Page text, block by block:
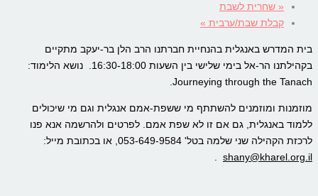
« שחרית לשבת
קבלת שבת/ערבית »
בית המדרש באנגלית בהנחיית חברתנו הרב הלן בר-יעקב מתקיים
בקהילתנו הר-אל בימי שלישי בין השעות 16:30-18:00. נושא הלימוד:
Journeying through the Tanach.
מוזמנות ומוזמנים להשתתף מי ששפת-אמם אנגלית וגם מי שיכולים
ללמוד באנגלית, גם אם זו לא שפת אמם. לפרטים ולהרשמה אנא פנו
לרכזת הקהילה שני שלמה בטל' 053-649-9584, או בכתובת מייל:
shany@kharel.org.il
.